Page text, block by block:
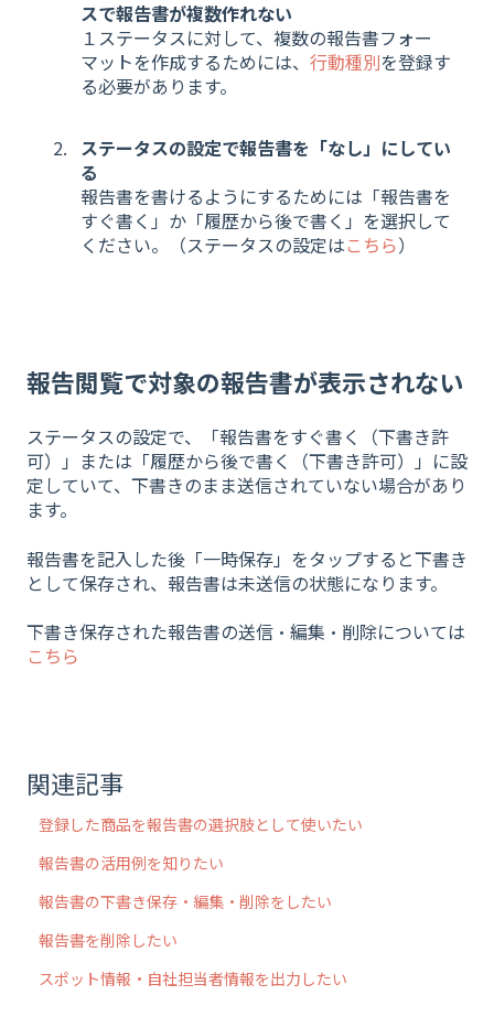
スで報告書が複数作れない
１ステータスに対して、複数の報告書フォー
マットを作成するためには、 行動種別を登録す
る必要があります。
ステータスの設定で報告書を「なし」にしてい
る
報告書を書けるようにするためには「報告書を
すぐ書く」か「履歴から後で書く」を選択して
ください。（ステータスの設定はこちら）
報告閲覧で対象の報告書が表示されない
ステータスの設定で、「報告書をすぐ書く（下書き許
可）」または「履歴から後で書く（下書き許可）」に設
定していて、下書きのまま送信されていない場合があり
ます。
報告書を記入した後「一時保存」をタップすると下書き
として保存され、報告書は未送信の状態になります。
下書き保存された報告書の送信・編集・削除については
こちら
関連記事
登録した商品を報告書の選択肢として使いたい
報告書の活用例を知りたい
報告書の下書き保存・編集・削除をしたい
報告書を削除したい
スポット情報・自社担当者情報を出力したい